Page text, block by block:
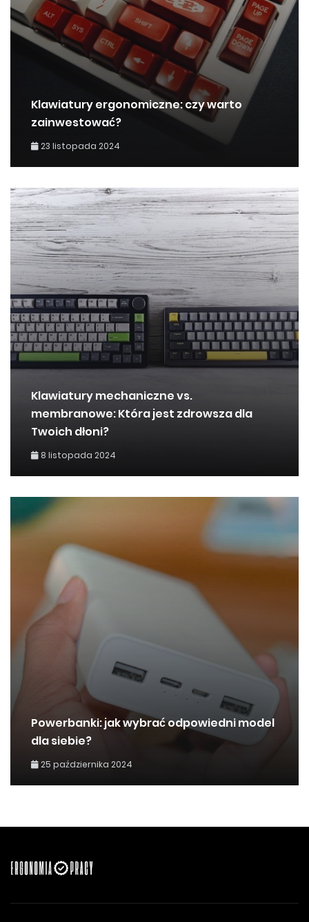
Klawiatury ergonomiczne: czy warto
zainwestować?
23 listopada 2024
Klawiatury mechaniczne vs.
membranowe: Która jest zdrowsza dla
Twoich dłoni?
8 listopada 2024
Powerbanki: jak wybrać odpowiedni model
dla siebie?
25 października 2024